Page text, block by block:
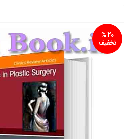
20 %
تخفیف